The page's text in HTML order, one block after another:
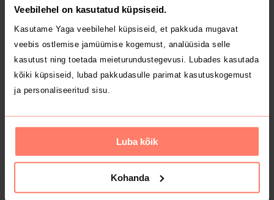
Veebilehel on kasutatud küpsiseid.
Kasutame Yaga veebilehel küpsiseid, et pakkuda mugavat
veebis ostlemise jamüümise kogemust, analüüsida selle
kasutust ning toetada meieturundustegevusi. Lubades kasutada
kõiki küpsiseid, lubad pakkudasulle parimat kasutuskogemust
ja personaliseeritud sisu.
Luba kõik
Kohanda